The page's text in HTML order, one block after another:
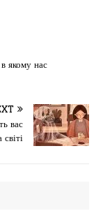
якому нас
вас